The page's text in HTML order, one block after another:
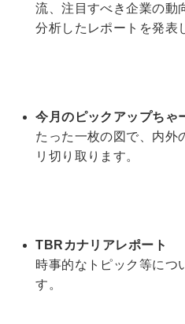
流、注目すべき企業の動
分析したレポートを発表
今月のピックアップちゃ
たった一枚の図で、内外
リ切り取ります。
TBRカナリアレポート
時事的なトピック等につ
す。